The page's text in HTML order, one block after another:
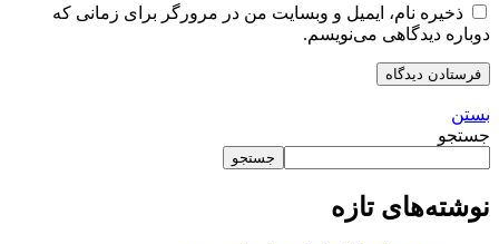
ذخیره نام، ایمیل و وبسایت من در مرورگر برای زمانی که
دوباره دیدگاهی می‌نویسم.
بستن
جستجو
جستجو
نوشته‌های تازه